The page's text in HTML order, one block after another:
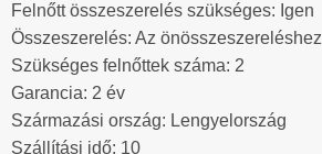
Felnőtt összeszerelés szükséges: Igen
Összeszerelés: Az önösszeszereléshez
Szükséges felnőttek száma: 2
Garancia: 2 év
Származási ország: Lengyelország
Szállítási idő: 10